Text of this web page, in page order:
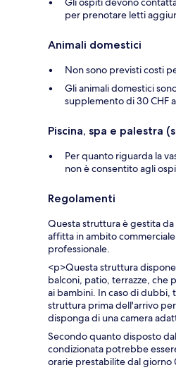
per prenotare letti
Animali domestici
Non sono previsti costi
Gli animali domestici
supplemento di 30 CHF
Piscina, spa e palestra
Per quanto riguarda la
non è consentito agli
Regolamenti
Questa struttura è gestita
affitta in ambito
professionale.
<p>Questa struttura
balconi, patio, terrazze, che
ai bambini. In caso di dubbi,
struttura prima dell'arrivo
disponga di una camera
Secondo quanto disposto
condizionata potrebbe
orarie prestabilite dal giorno